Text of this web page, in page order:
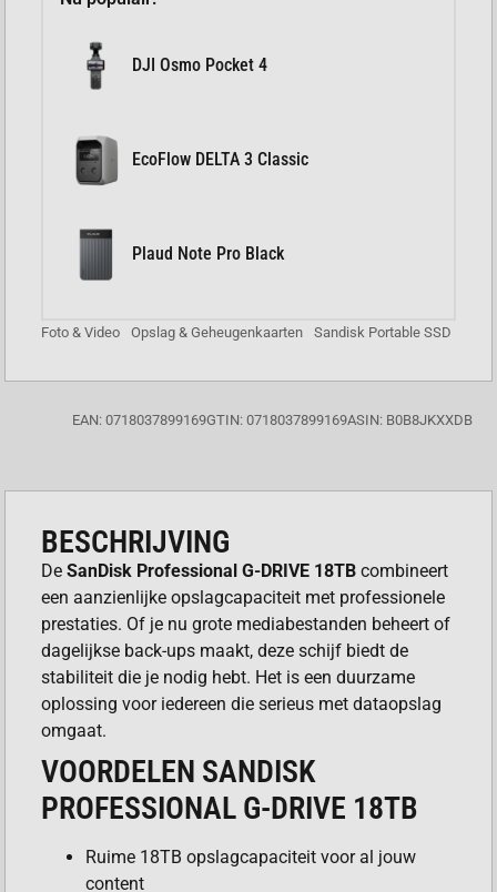
DJI Osmo Pocket 4
EcoFlow DELTA 3 Classic
Plaud Note Pro Black
Foto & Video Opslag & Geheugenkaarten Sandisk Portable SSD
EAN: 0718037899169GTIN: 0718037899169ASIN: B0B8JKXXDB
BESCHRIJVING
DeSanDisk Professional G-DRIVE 18TB combineert
een aanzienlijke opslagcapaciteit met professionele
prestaties. Of je nu grote mediabestanden beheert of
dagelijkse back-ups maakt, deze schijf biedt de
stabiliteit die je nodig hebt. Het is een duurzame
oplossing voor iedereen die serieus met dataopslag
omgaat.
VOORDELEN SANDISK
PROFESSIONAL G-DRIVE 18TB
Ruime 18TB opslagcapaciteit voor al jouw
content